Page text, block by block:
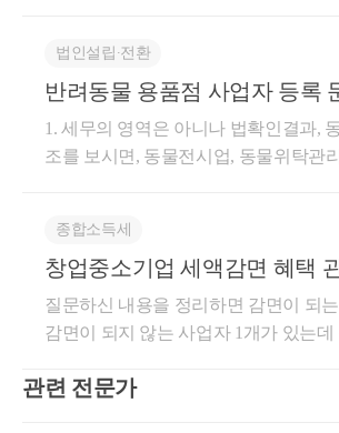
수입금액이 4,800만원에 미달하는 간
을 하셨으면 올해는 세금계산서 발급이
올해 매출이 4,800만원에 미달한다고
도 세금계산서 발급은 불가능합니다. 도움이 되셨길
다. 코드는 아래와 같습니다. 업종코드 809016 : 교육서
비스업 /온라인 교육학원 업종코드 940903 : 협회및단
체, 수리 및 기타 개인서비스 기타자영
라인교육학원 대부분 온라인으로 교육하시는 분들은
넷 방법으로 일반 교과 과정을 교육하
말합니다. 온라인 교육과 강의실 직접
경우는 직접 강의하는 내용에 따라야 합니다.
해당 업종코드**는 실사조사 등 교육
코드로 확인된다는 점에서 추후 교육
않는 경우에는 과세사업자로서 1인미
법인설립∙전환
반려동물 용품점 사업자 등록
1. 세무의 영역은 아니나 법확인결과,
조를 보시면, 동물전시업, 동물위탁관리업, 동물미용
현재 구체적인 사실관계는 알 수 없으
서 영위하는 업은 동물주로부터 위탁을
닌 것으로 보여, 별도의 동물보호법에
은 하지 않아도 될 것으로 사료됩니다. 2. 업종코드는
영세한 사업자에 대하여 세법지식이나
종합소득세
창업중소기업 세액감면 혜택
질문하신 내용을 정리하면 감면이 되
감면이 되지 않는 사업자 1개가 있는데
하면 이 또한 감면 되는지 문의하신 것
관련 전문가